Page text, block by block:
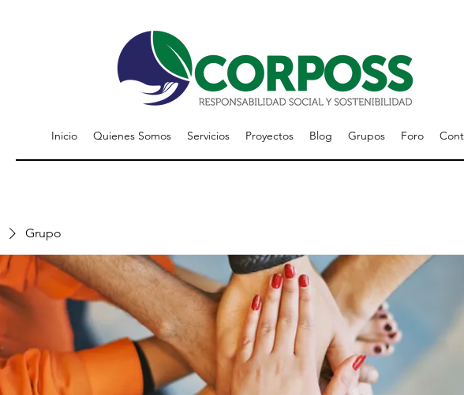
Inicio Quienes Somos Servicios Proyectos Blog Grupos Foro
Grupo